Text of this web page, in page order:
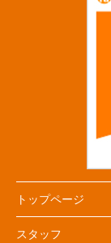
トップページ
スタッフ